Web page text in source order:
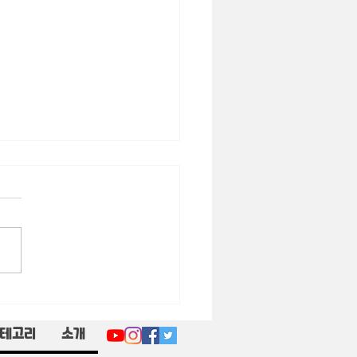
고리 소개